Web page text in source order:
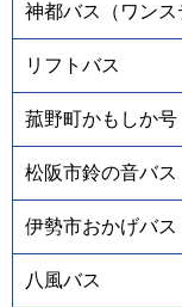
神都バス（ワンス
リフトバス
菰野町かもしか号
松阪市鈴の音バス
伊勢市おかげバス
八風バス